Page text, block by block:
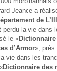
Jeance a
de
perdu la vie dans
le «Dictionnaire
d’Armor», près
vie dans les
Dictionnaire des